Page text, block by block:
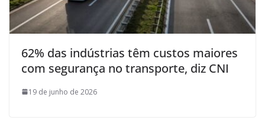
62% das indústrias têm custos maiores
com segurança no transporte, diz CNI
19 de junho de 2026